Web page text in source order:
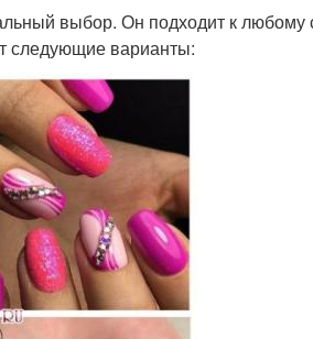
выбор. Он подходит к любому
следующие варианты: